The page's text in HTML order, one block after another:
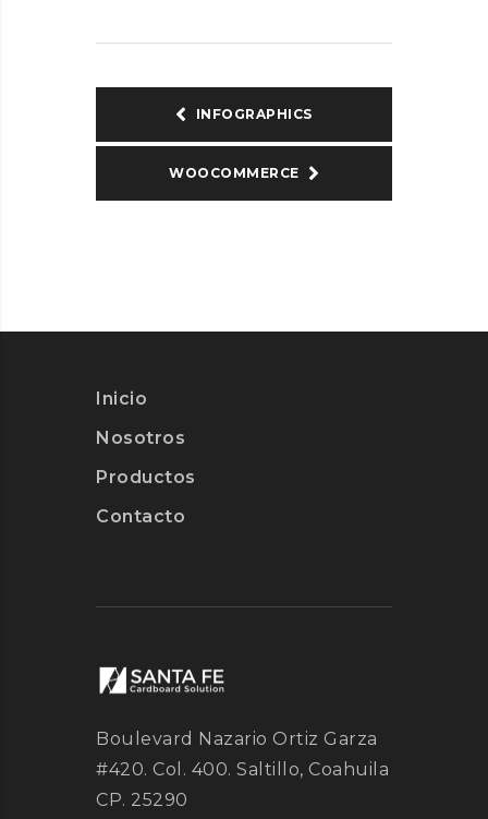
INFOGRAPHICS
WOOCOMMERCE
Inicio
Nosotros
Productos
Contacto
Boulevard Nazario Ortiz Garza
#420. Col. 400. Saltillo, Coahuila
CP. 25290